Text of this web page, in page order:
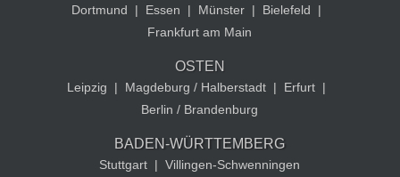
Dortmund | Essen | Münster | Bielefeld
|
Frankfurt am Main
OSTEN
Leipzig | Magdeburg / Halberstadt | Erfurt |
Berlin / Brandenburg
BADEN-WÜRTTEMBERG
Stuttgart | Villingen-Schwenningen